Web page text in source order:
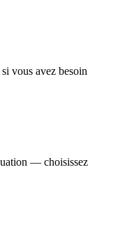
vous avez besoin
— choisissez